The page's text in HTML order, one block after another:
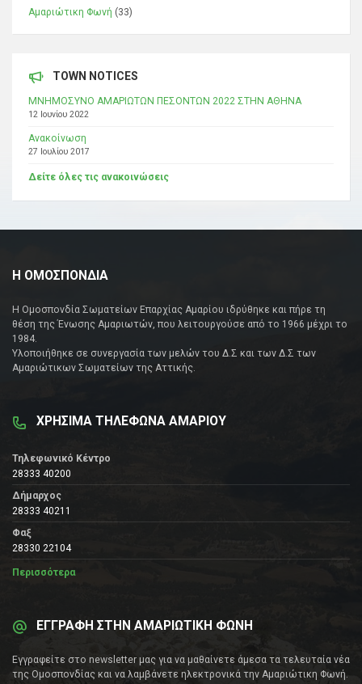
Αμαριώτικη Φωνή (33)
TOWN NOTICES
ΜΝΗΜΟΣΥΝΟ ΑΜΑΡΙΩΤΩΝ ΠΕΣΟΝΤΩΝ 2022 ΣΤΗΝ ΑΘΗΝΑ
12 Ιουνίου 2022
Ανακοίνωση
27 Ιουλίου 2017
Δείτε όλες τις ανακοινώσεις
Η ΟΜΟΣΠΟΝΔΙΑ
Η Ομοσπονδία Σωματείων Επαρχίας Αμαρίου ιδρύθηκε και πήρε τη
θέση της Ένωσης Αμαριωτών, που λειτουργούσε από το 1966 μέχρι το
1984.
Υλοποιήθηκε σε συνεργασία των μελών του Δ.Σ και των Δ.Σ των
Αμαριώτικων Σωματείων της Αττικής.
ΧΡΗΣΙΜΑ ΤΗΛΕΦΩΝΑ ΑΜΑΡΙΟΥ
Τηλεφωνικό Κέντρο
28333 40200
Δήμαρχος
28333 40211
Φαξ
28330 22104
Περισσότερα
ΕΓΓΡΑΦΗ ΣΤΗΝ ΑΜΑΡΙΩΤΙΚΗ ΦΩΝΗ
Εγγραφείτε στο newsletter μας για να μαθαίνετε άμεσα τα τελευταία νέα
της Ομοσπονδίας και να λαμβάνετε ηλεκτρονικά την Αμαριώτικη Φωνή.